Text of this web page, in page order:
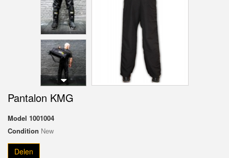
Pantalon KMG
Model 1001004
Condition New
Delen